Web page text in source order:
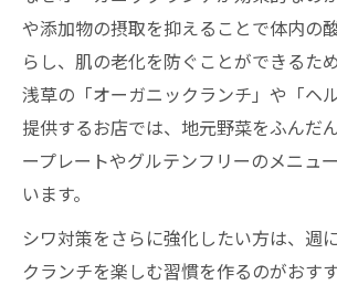
ント
浅草オーガニックランチで
野菜中心のヘルシーランチで
現
浅草自然食品の選び方で美肌
ナー
浅草で見つける美肌力アップの
や添加物の摂取を抑えることで体内の
らし、肌の老化を防ぐことができるた
浅草の「オーガニックランチ」や「ヘ
提供するお店では、地元野菜をふんだ
ープレートやグルテンフリーのメニュ
います。
シワ対策をさらに強化したい方は、週
クランチを楽しむ習慣を作るのがおす